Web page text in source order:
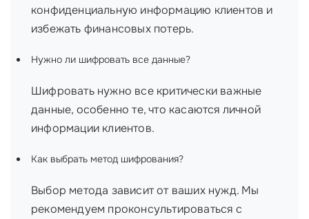
конфиденциальную информацию клиентов и
избежать финансовых потерь.
Нужно ли шифровать все данные?
Шифровать нужно все критически важные
данные, особенно те, что касаются личной
информации клиентов.
Как выбрать метод шифрования?
Выбор метода зависит от ваших нужд. Мы
рекомендуем проконсультироваться с